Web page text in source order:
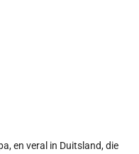
en veral in Duitsland, die